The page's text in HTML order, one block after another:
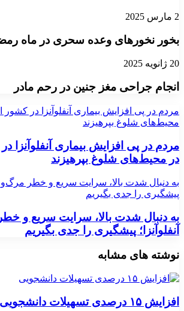
2 مارس 2025
بخور نخورهای وعده سحری در ماه
20 ژانویه 2025
انجام جراحی مغز جنین در رحم مادر
مردم در پی افزایش بیماری آنفلوآنزا در کشور
محیط‌های شلوغ بپرهیزند
مردم در پی افزایش بیماری آنفلوآنزا
در محیط‌های شلوغ بپرهیزند
به دنبال شدت بالا، سرایت سریع و خطر
پیشگیری را جدی بگیریم
به دنبال شدت بالا، سرایت سریع و
آنفلوآنزا؛ پیشگیری را جدی بگیریم
نوشته های مشابه
افزایش ۱۵ درصدی تسهیلات دانشجویی